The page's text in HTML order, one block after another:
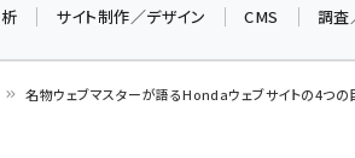
サイト制作／デザイン CMS 調査
名物ウェブマスターが語るHondaウェブサイトの4つの